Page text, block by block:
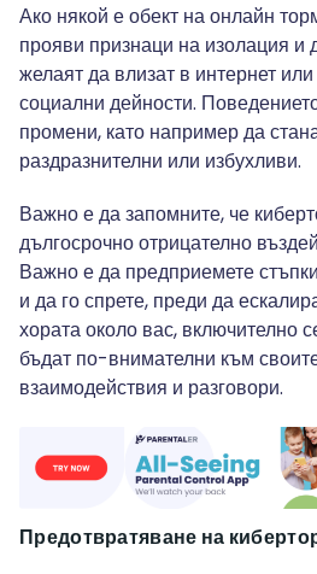
Ако някой е обект на онлайн
прояви признаци на изолация
желаят да влизат в интернет
социални дейности.
промени, като например да
раздразнителни или избухливи.
Важно е да запомните, че
дългосрочно отрицателно
Важно е да предприемете
и да го спрете, преди да
хората около вас, включително
бъдат по-внимателни към
взаимодействия и разговори.
Предотвратяване на